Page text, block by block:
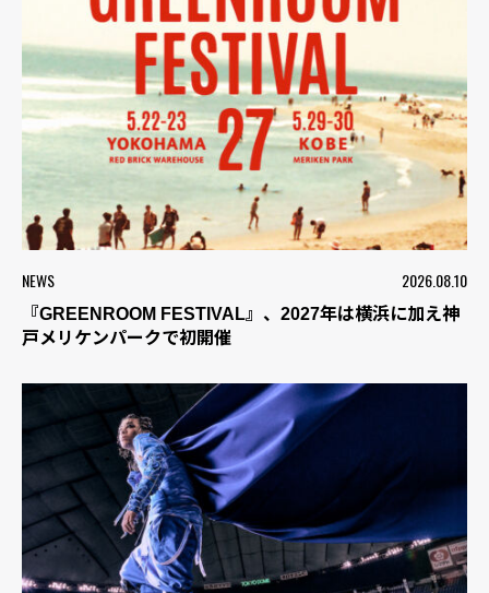
NEWS 2026.08.10
『GREENROOM FESTIVAL』、2027年は横浜に加え神
戸メリケンパークで初開催